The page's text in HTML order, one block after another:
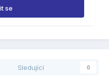
se
Sledující 0